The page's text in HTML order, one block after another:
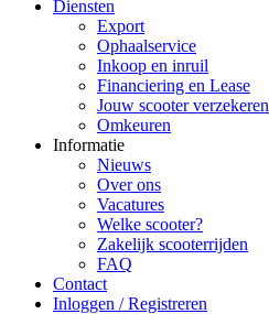
Diensten
Export
Ophaalservice
Inkoop en inruil
Financiering en Lease
Jouw scooter verzekeren
Omkeuren
Informatie
Nieuws
Over ons
Vacatures
Welke scooter?
Zakelijk scooterrijden
FAQ
Contact
Inloggen / Registreren